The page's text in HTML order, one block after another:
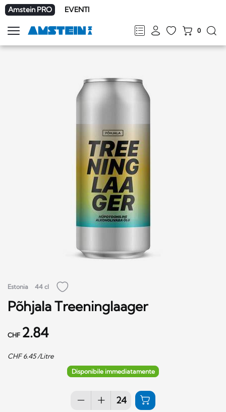
Amstein PRO EVENTI
FRDEENIT
0
Mostra
la
Estonia 44 cl
Põhjala Treeninglaager
CHF 2.84
CHF6.45/Litre
Disponibile immediatamente